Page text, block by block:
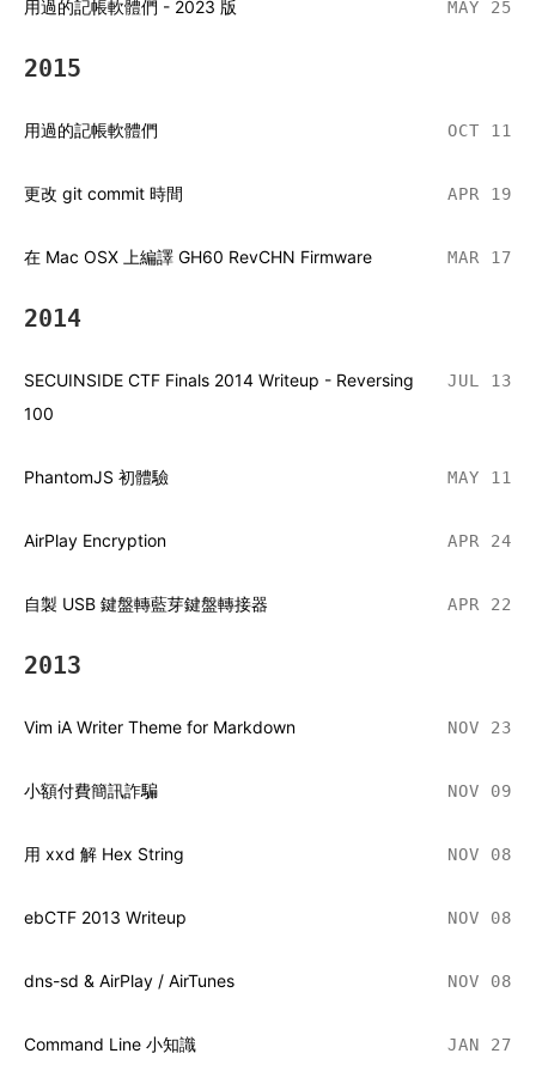
MAY 25
用過的記帳軟體們 - 2023 版
2015
OCT 11
用過的記帳軟體們
APR 19
更改 git commit 時間
MAR 17
在 Mac OSX 上編譯 GH60 RevCHN Firmware
2014
JUL 13
SECUINSIDE CTF Finals 2014 Writeup - Reversing
100
MAY 11
PhantomJS 初體驗
APR 24
AirPlay Encryption
APR 22
自製 USB 鍵盤轉藍芽鍵盤轉接器
2013
NOV 23
Vim iA Writer Theme for Markdown
NOV 09
小額付費簡訊詐騙
NOV 08
用 xxd 解 Hex String
NOV 08
ebCTF 2013 Writeup
NOV 08
dns-sd & AirPlay / AirTunes
JAN 27
Command Line 小知識